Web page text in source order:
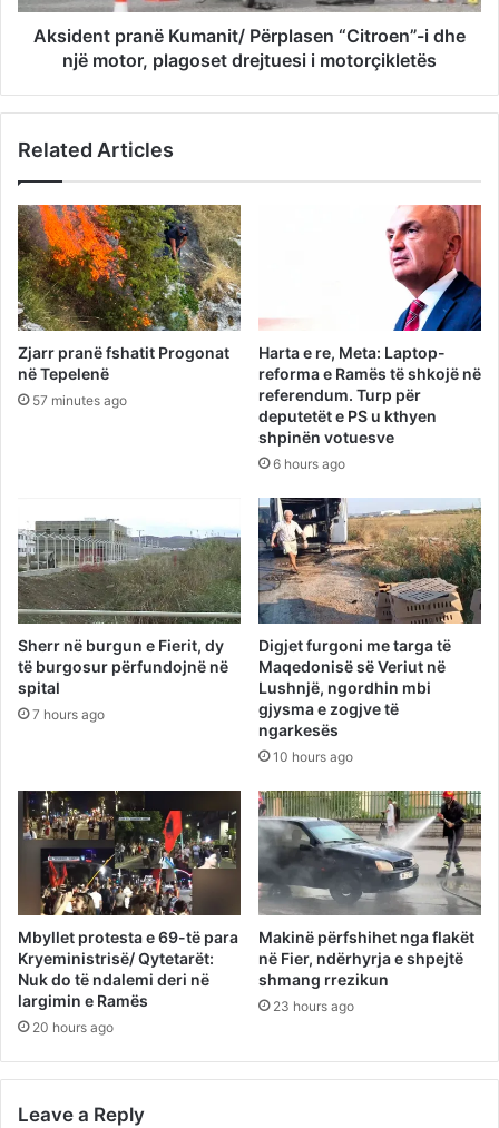
Aksident pranë Kumanit/ Përplasen “Citroen”-i dhe
një motor, plagoset drejtuesi i motorçikletës
Related Articles
Zjarr pranë fshatit Progonat
në Tepelenë
57 minutes ago
Harta e re, Meta: Laptop-
reforma e Ramës të shkojë në
referendum. Turp për
deputetët e PS u kthyen
shpinën votuesve
6 hours ago
Sherr në burgun e Fierit, dy
të burgosur përfundojnë në
spital
7 hours ago
Digjet furgoni me targa të
Maqedonisë së Veriut në
Lushnjë, ngordhin mbi
gjysma e zogjve të
ngarkesës
10 hours ago
Mbyllet protesta e 69-të para
Kryeministrisë/ Qytetarët:
Nuk do të ndalemi deri në
largimin e Ramës
20 hours ago
Makinë përfshihet nga flakët
në Fier, ndërhyrja e shpejtë
shmang rrezikun
23 hours ago
Leave a Reply